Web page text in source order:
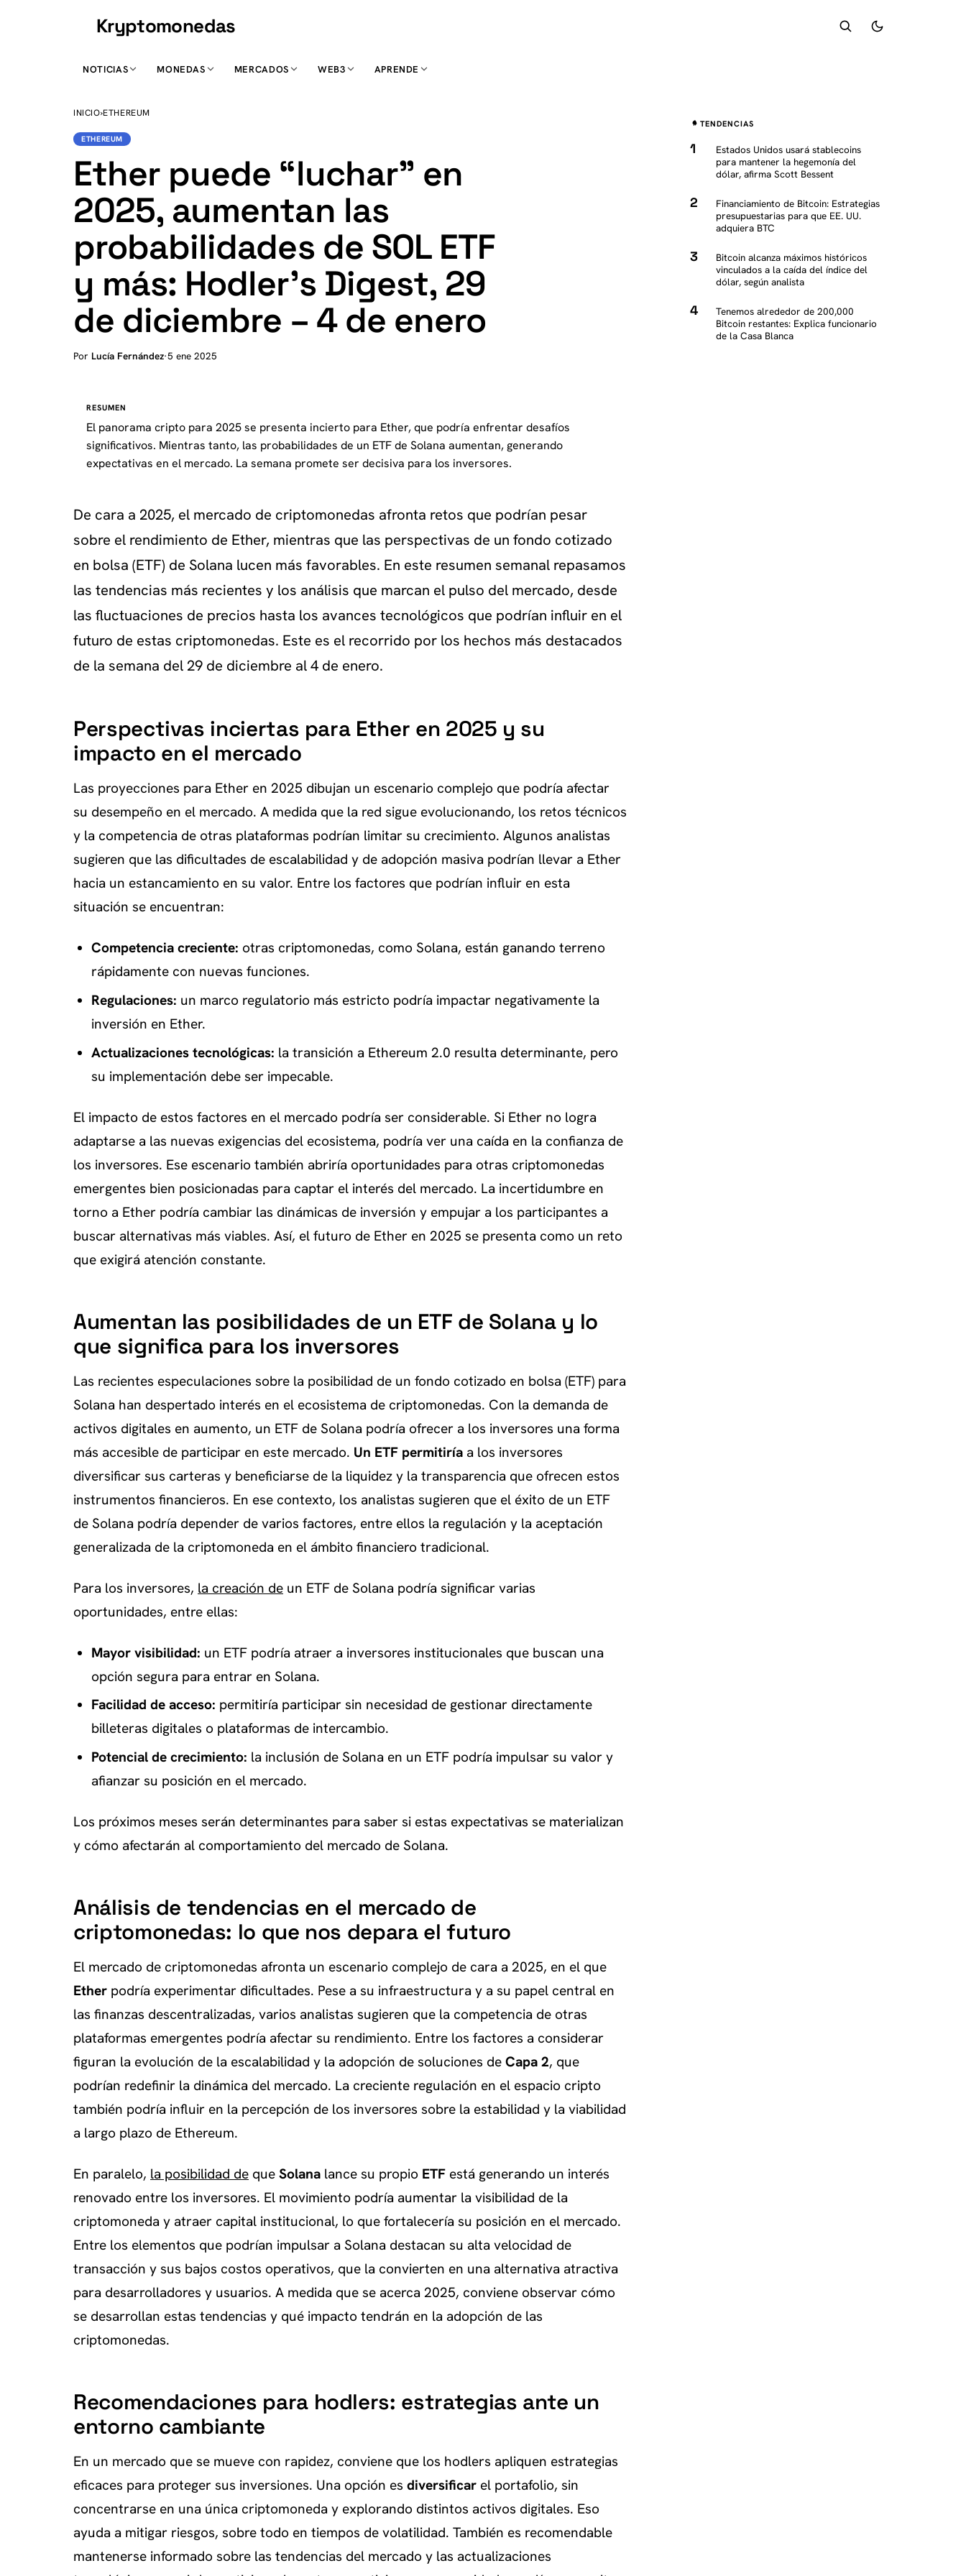
Kryptomonedas
NOTICIAS MONEDAS MERCADOS WEB3 APRENDE
INICIO›ETHEREUM
ETHEREUM
Ether puede “luchar” en
2025, aumentan las
probabilidades de SOL ETF
y más: Hodler’s Digest, 29
de diciembre – 4 de enero
Por Lucía Fernández·5 ene 2025
RESUMEN
El panorama cripto para 2025 se presenta incierto para Ether, que podría enfrentar desafíos
significativos. Mientras tanto, las probabilidades de un ETF de Solana aumentan, generando
expectativas en el mercado. La semana promete ser decisiva para los inversores.
De cara a 2025, el mercado de criptomonedas afronta retos que podrían pesar
sobre el rendimiento de Ether, mientras que las perspectivas de un fondo cotizado
en bolsa (ETF) de Solana lucen más favorables. En este resumen semanal repasamos
las tendencias más recientes y los análisis que marcan el pulso del mercado, desde
las fluctuaciones de precios hasta los avances tecnológicos que podrían influir en el
futuro de estas criptomonedas. Este es el recorrido por los hechos más destacados
de la semana del 29 de diciembre al 4 de enero.
Perspectivas inciertas para Ether en 2025 y su
impacto en el mercado
Las proyecciones para Ether en 2025 dibujan un escenario complejo que podría afectar
su desempeño en el mercado. A medida que la red sigue evolucionando, los retos técnicos
y la competencia de otras plataformas podrían limitar su crecimiento. Algunos analistas
sugieren que las dificultades de escalabilidad y de adopción masiva podrían llevar a Ether
hacia un estancamiento en su valor. Entre los factores que podrían influir en esta
situación se encuentran:
Competencia creciente: otras criptomonedas, como Solana, están ganando terreno
rápidamente con nuevas funciones.
Regulaciones: un marco regulatorio más estricto podría impactar negativamente la
inversión en Ether.
Actualizaciones tecnológicas: la transición a Ethereum 2.0 resulta determinante, pero
su implementación debe ser impecable.
El impacto de estos factores en el mercado podría ser considerable. Si Ether no logra
adaptarse a las nuevas exigencias del ecosistema, podría ver una caída en la confianza de
los inversores. Ese escenario también abriría oportunidades para otras criptomonedas
emergentes bien posicionadas para captar el interés del mercado. La incertidumbre en
torno a Ether podría cambiar las dinámicas de inversión y empujar a los participantes a
buscar alternativas más viables. Así, el futuro de Ether en 2025 se presenta como un reto
que exigirá atención constante.
Aumentan las posibilidades de un ETF de Solana y lo
que significa para los inversores
Las recientes especulaciones sobre la posibilidad de un fondo cotizado en bolsa (ETF) para
Solana han despertado interés en el ecosistema de criptomonedas. Con la demanda de
activos digitales en aumento, un ETF de Solana podría ofrecer a los inversores una forma
más accesible de participar en este mercado. Un ETF permitiría a los inversores
diversificar sus carteras y beneficiarse de la liquidez y la transparencia que ofrecen estos
instrumentos financieros. En ese contexto, los analistas sugieren que el éxito de un ETF
de Solana podría depender de varios factores, entre ellos la regulación y la aceptación
generalizada de la criptomoneda en el ámbito financiero tradicional.
Para los inversores, la creación de un ETF de Solana podría significar varias
oportunidades, entre ellas:
Mayor visibilidad: un ETF podría atraer a inversores institucionales que buscan una
opción segura para entrar en Solana.
Facilidad de acceso: permitiría participar sin necesidad de gestionar directamente
billeteras digitales o plataformas de intercambio.
Potencial de crecimiento: la inclusión de Solana en un ETF podría impulsar su valor y
afianzar su posición en el mercado.
Los próximos meses serán determinantes para saber si estas expectativas se materializan
y cómo afectarán al comportamiento del mercado de Solana.
Análisis de tendencias en el mercado de
criptomonedas: lo que nos depara el futuro
El mercado de criptomonedas afronta un escenario complejo de cara a 2025, en el que
Ether podría experimentar dificultades. Pese a su infraestructura y a su papel central en
las finanzas descentralizadas, varios analistas sugieren que la competencia de otras
plataformas emergentes podría afectar su rendimiento. Entre los factores a considerar
figuran la evolución de la escalabilidad y la adopción de soluciones de Capa 2, que
podrían redefinir la dinámica del mercado. La creciente regulación en el espacio cripto
también podría influir en la percepción de los inversores sobre la estabilidad y la viabilidad
a largo plazo de Ethereum.
En paralelo, la posibilidad de que Solana lance su propio ETF está generando un interés
renovado entre los inversores. El movimiento podría aumentar la visibilidad de la
criptomoneda y atraer capital institucional, lo que fortalecería su posición en el mercado.
Entre los elementos que podrían impulsar a Solana destacan su alta velocidad de
transacción y sus bajos costos operativos, que la convierten en una alternativa atractiva
para desarrolladores y usuarios. A medida que se acerca 2025, conviene observar cómo
se desarrollan estas tendencias y qué impacto tendrán en la adopción de las
criptomonedas.
Recomendaciones para hodlers: estrategias ante un
entorno cambiante
En un mercado que se mueve con rapidez, conviene que los hodlers apliquen estrategias
eficaces para proteger sus inversiones. Una opción es diversificar el portafolio, sin
concentrarse en una única criptomoneda y explorando distintos activos digitales. Eso
ayuda a mitigar riesgos, sobre todo en tiempos de volatilidad. También es recomendable
mantenerse informado sobre las tendencias del mercado y las actualizaciones
TENDENCIAS
Estados Unidos usará stablecoins
para mantener la hegemonía del
dólar, afirma Scott Bessent
Financiamiento de Bitcoin: Estrategias
presupuestarias para que EE. UU.
adquiera BTC
Bitcoin alcanza máximos históricos
vinculados a la caída del índice del
dólar, según analista
Tenemos alrededor de 200,000
Bitcoin restantes: Explica funcionario
de la Casa Blanca